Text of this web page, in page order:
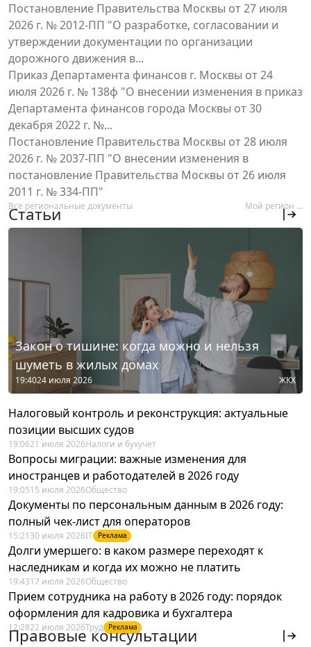
Постановление Правительства Москвы от 27 июля
2026 г. № 2012-ПП "О разработке, согласовании и
утверждении документации по организации
дорожного движения в...
Приказ Департамента финансов г. Москвы от 24
июля 2026 г. № 138ф "О внесении изменения в приказ
Департамента финансов города Москвы от 30
декабря 2022 г. №...
Постановление Правительства Москвы от 28 июля
2026 г. № 2037-ПП "О внесении изменения в
постановление Правительства Москвы от 26 июля
2011 г. № 334-ПП"
Все региональные документы Мой регион ...
Статьи
Закон о тишине: когда можно и нельзя
шуметь в жилых домах
19:4024 июля 2026 ЖКХ
Налоговый контроль и реконструкция: актуальные
позиции высших судов
19:0621 июля 2026Налоги и бухучет
Вопросы миграции: важные изменения для
иностранцев и работодателей в 2026 году
19:0515 июля 2026Общество
Документы по персональным данным в 2026 году:
полный чек-лист для операторов
15:21 30 июля 2026IT Реклама
Долги умершего: в каком размере переходят к
наследникам и когда их можно не платить
19:4317 июля 2026Общество
Прием сотрудника на работу в 2026 году: порядок
оформления для кадровика и бухгалтера
12:2822 июля 2026Труд Реклама
Правовые консультации